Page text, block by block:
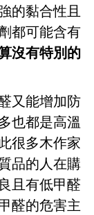
的黏合性且
都可能含有
沒有特別的
又能增加防
也都是高溫
很多木作家
品的人在購
且有低甲醛
醛的危害主